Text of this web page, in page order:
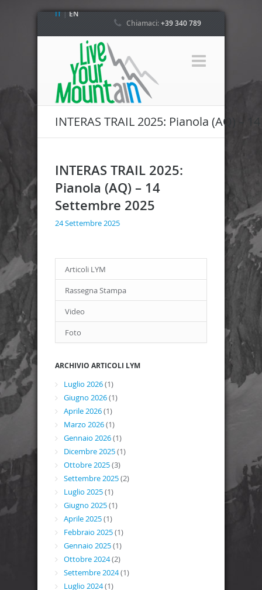
IT|EN
Chiamaci:+39 340 789
INTERAS TRAIL 2025: Pianola (AQ) –
INTERAS TRAIL 2025:
Pianola (AQ) – 14
Settembre 2025
24 Settembre 2025
Articoli LYM
Rassegna Stampa
Video
Foto
ARCHIVIO ARTICOLI LYM
Luglio 2026(1)
Giugno 2026(1)
Aprile 2026(1)
Marzo 2026(1)
Gennaio 2026(1)
Dicembre 2025(1)
Ottobre 2025(3)
Settembre 2025(2)
Luglio 2025(1)
Giugno 2025(1)
Aprile 2025(1)
Febbraio 2025(1)
Gennaio 2025(1)
Ottobre 2024(2)
Settembre 2024(1)
Luglio 2024(1)